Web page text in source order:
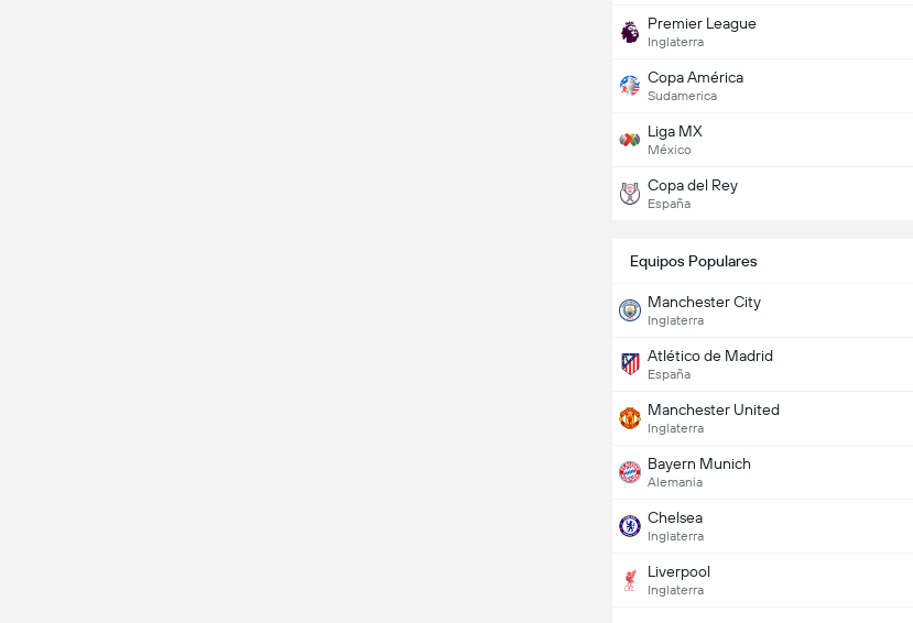
Premier League
Inglaterra
Copa América
Sudamerica
Liga MX
México
Copa del Rey
España
Equipos Populares
Manchester City
Inglaterra
Atlético de Madrid
España
Manchester United
Inglaterra
Bayern Munich
Alemania
Chelsea
Inglaterra
Liverpool
Inglaterra